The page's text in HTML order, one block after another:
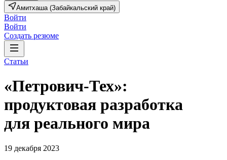
Амитхаша (Забайкальский край)
Войти
Войти
Создать резюме
Статьи
«Петрович-Тех»:
продуктовая разработка
для реального мира
19 декабря 2023